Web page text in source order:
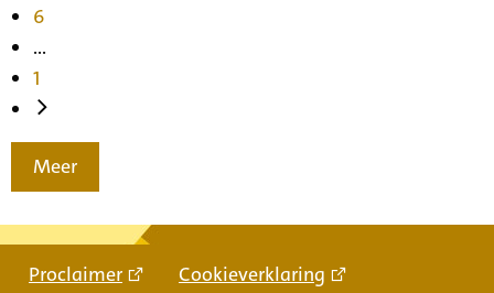
6
...
1
Meer
Proclaimer Cookieverklaring